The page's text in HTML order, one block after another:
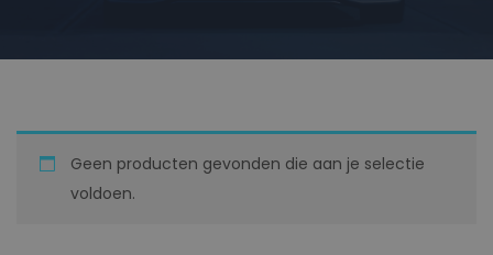
Geen producten gevonden die aan je selectie
voldoen.